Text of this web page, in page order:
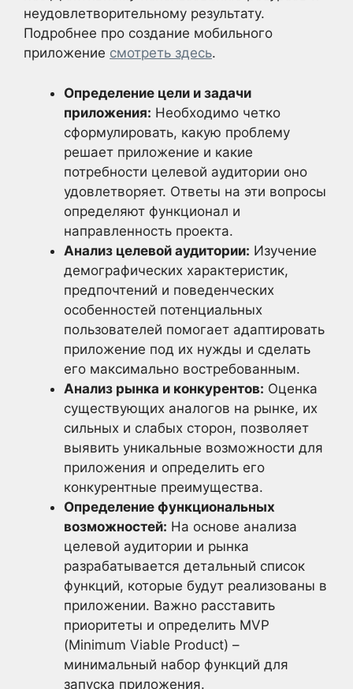
неудовлетворительному результату.
Подробнее про создание мобильного
приложение смотреть здесь.
Определение цели и задачи
приложения: Необходимо четко
сформулировать, какую проблему
решает приложение и какие
потребности целевой аудитории оно
удовлетворяет. Ответы на эти вопросы
определяют функционал и
направленность проекта.
Анализ целевой аудитории: Изучение
демографических характеристик,
предпочтений и поведенческих
особенностей потенциальных
пользователей помогает адаптировать
приложение под их нужды и сделать
его максимально востребованным.
Анализ рынка и конкурентов: Оценка
существующих аналогов на рынке, их
сильных и слабых сторон, позволяет
выявить уникальные возможности для
приложения и определить его
конкурентные преимущества.
Определение функциональных
возможностей: На основе анализа
целевой аудитории и рынка
разрабатывается детальный список
функций, которые будут реализованы в
приложении. Важно расставить
приоритеты и определить MVP
(Minimum Viable Product) –
минимальный набор функций для
запуска приложения.